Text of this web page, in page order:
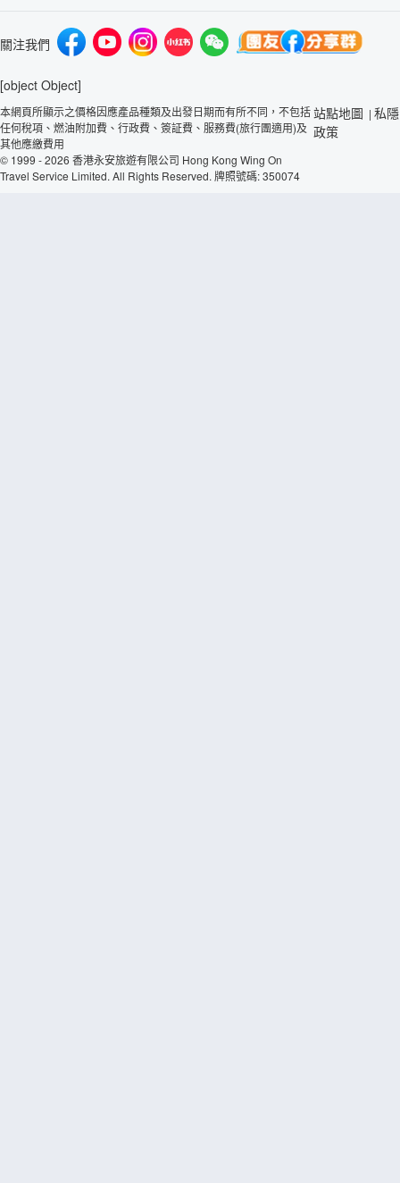
關注我們
[object Object]
本網頁所顯示之價格因應產品種類及出發日期而有所不同，不包括
任何稅項、燃油附加費、行政費、簽証費、服務費(旅行團適用)及
其他應繳費用
© 1999 - 2026 香港永安旅遊有限公司 Hong Kong Wing On
Travel Service Limited. All Rights Reserved. 牌照號碼: 350074
站點地圖 | 私隱
政策